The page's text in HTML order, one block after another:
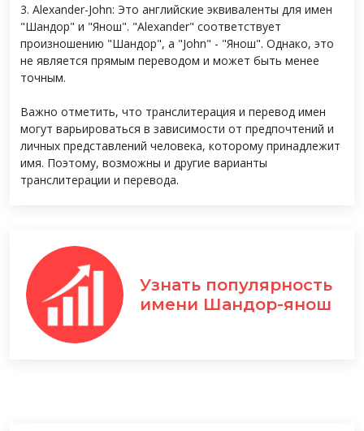
3. Alexander-John: Это английские эквиваленты для имен
"Шандор" и "Янош". "Alexander" соответствует
произношению "Шандор", а "John" - "Янош". Однако, это
не является прямым переводом и может быть менее
точным.
Важно отметить, что транслитерация и перевод имен
могут варьироваться в зависимости от предпочтений и
личных представлений человека, которому принадлежит
имя. Поэтому, возможны и другие варианты
транслитерации и перевода.
Узнать популярность
имени Шандор-янош